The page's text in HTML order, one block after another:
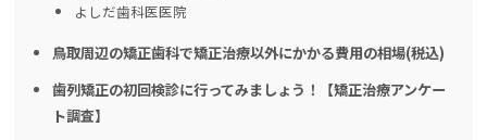
よしだ歯科医医院
鳥取周辺の矯正歯科で矯正治療以外にかかる費用の相場(税込)
歯列矯正の初回検診に行ってみましょう！【矯正治療アンケー
ト調査】